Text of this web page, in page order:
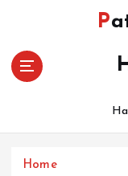
Patetik.com - En
Home